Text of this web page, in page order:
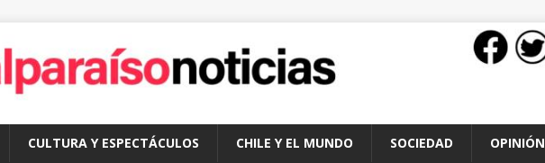
CULTURA Y ESPECTÁCULOS CHILE Y EL MUNDO SOCIEDAD OPINIÓN